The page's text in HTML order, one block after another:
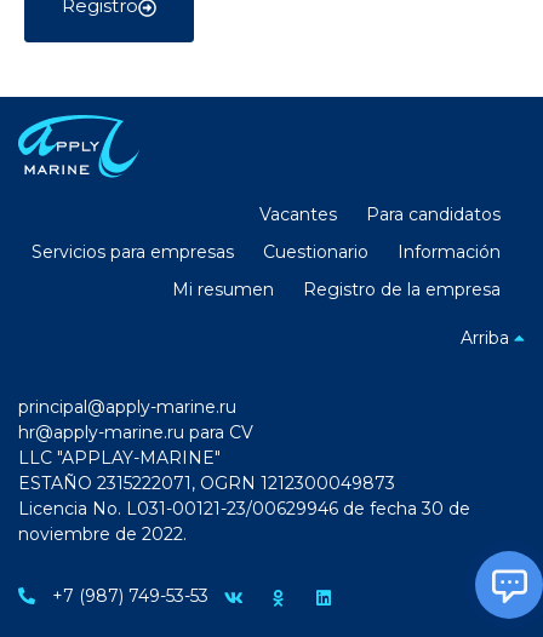
Registro
Vacantes
Para candidatos
Servicios para empresas
Cuestionario
Información
Mi resumen
Registro de la empresa
Arriba
principal@apply-marine.ru
hr@apply-marine.ru para CV
LLC "APPLAY-MARINE"
ESTAÑO 2315222071, OGRN 1212300049873
Licencia No. L031-00121-23/00629946 de fecha 30 de
noviembre de 2022.
+7 (987) 749-53-53